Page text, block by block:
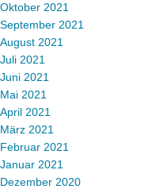
Oktober 2021
September 2021
August 2021
Juli 2021
Juni 2021
Mai 2021
April 2021
März 2021
Februar 2021
Januar 2021
Dezember 2020